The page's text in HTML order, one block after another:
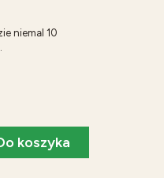
niemal 10
koszyka